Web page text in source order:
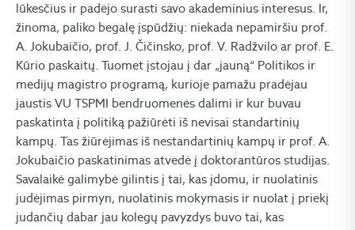
lūkesčius ir padėjo surasti savo akademinius interesus. Ir,
žinoma, paliko begalę įspūdžių: niekada nepamiršiu prof.
A. Jokubaičio, prof. J. Čičinsko, prof. V. Radžvilo ar prof. E.
Kūrio paskaitų. Tuomet įstojau į dar „jauną“ Politikos ir
medijų magistro programą, kurioje pamažu pradėjau
jaustis VU TSPMI bendruomenės dalimi ir kur buvau
paskatinta į politiką pažiūrėti iš nevisai standartinių
kampų. Tas žiūrėjimas iš nestandartinių kampų ir prof. A.
Jokubaičio paskatinimas atvedė į doktorantūros studijas.
Savalaikė galimybė gilintis į tai, kas įdomu, ir nuolatinis
judėjimas pirmyn, nuolatinis mokymasis ir nuolat į priekį
judančių dabar jau kolegų pavyzdys buvo tai, kas